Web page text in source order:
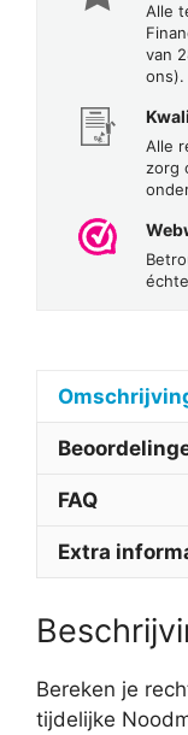
Alle
van
ons).
Alle
zorg
FAQ
Extra
Bereken je
tijdelijke